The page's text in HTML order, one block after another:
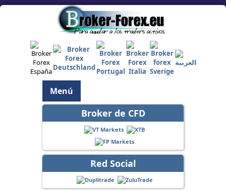
Menú
Broker de CFD
Red Social